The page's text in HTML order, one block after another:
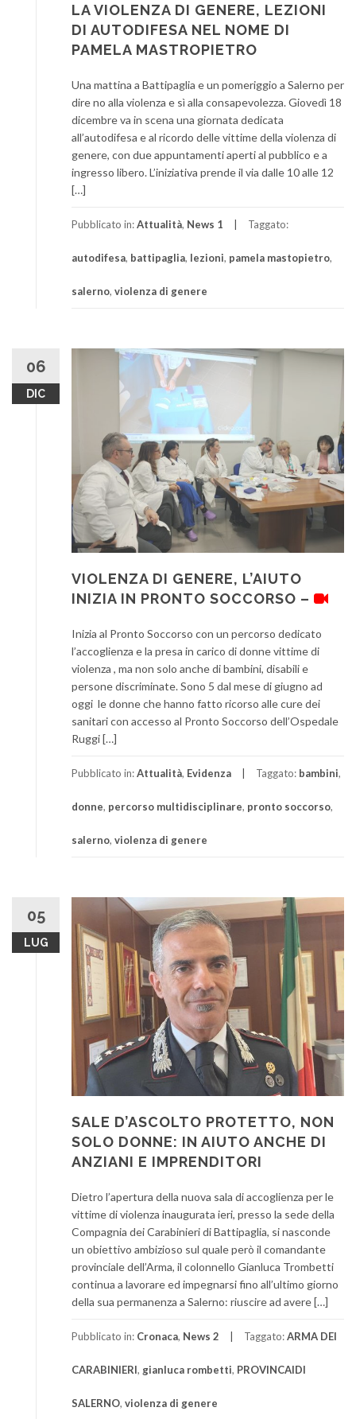
LA VIOLENZA DI GENERE, LEZIONI
DI AUTODIFESA NEL NOME DI
PAMELA MASTROPIETRO
Una mattina a Battipaglia e un pomeriggio a Salerno per
dire no alla violenza e sì alla consapevolezza. Giovedì 18
dicembre va in scena una giornata dedicata
all’autodifesa e al ricordo delle vittime della violenza di
genere, con due appuntamenti aperti al pubblico e a
ingresso libero. L’iniziativa prende il via dalle 10 alle 12
[…]
Pubblicato in:Attualità, News 1 Taggato:
autodifesa, battipaglia, lezioni, pamela mastopietro,
salerno, violenza di genere
06
DIC
VIOLENZA DI GENERE, L’AIUTO
INIZIA IN PRONTO SOCCORSO –
Inizia al Pronto Soccorso con un percorso dedicato
l’accoglienza e la presa in carico di donne vittime di
violenza , ma non solo anche di bambini, disabili e
persone discriminate. Sono 5 dal mese di giugno ad
oggi le donne che hanno fatto ricorso alle cure dei
sanitari con accesso al Pronto Soccorso dell’Ospedale
Ruggi […]
Pubblicato in:Attualità, Evidenza Taggato: bambini,
donne, percorso multidisciplinare, pronto soccorso,
salerno, violenza di genere
05
LUG
SALE D’ASCOLTO PROTETTO, NON
SOLO DONNE: IN AIUTO ANCHE DI
ANZIANI E IMPRENDITORI
Dietro l’apertura della nuova sala di accoglienza per le
vittime di violenza inaugurata ieri, presso la sede della
Compagnia dei Carabinieri di Battipaglia, si nasconde
un obiettivo ambizioso sul quale però il comandante
provinciale dell’Arma, il colonnello Gianluca Trombetti
continua a lavorare ed impegnarsi fino all’ultimo giorno
della sua permanenza a Salerno: riuscire ad avere […]
Pubblicato in: Cronaca, News 2 Taggato:ARMA DEI
CARABINIERI, gianluca rombetti, PROVINCAIDI
SALERNO, violenza di genere